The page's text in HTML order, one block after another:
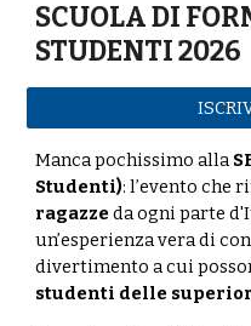
SCUOLA DI
STUDENTI 2026
Manca pochissimo alla
Studenti): l’evento che
ragazzeda ogni parte
un’esperienza vera di
divertimento a cui
studenti delle